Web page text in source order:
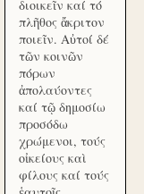
διοικεῖν καί τό
πλῆθος ἄκριτον
ποιεῖν. Αὐτοί δέ
τῶν κοινῶν
πόρων
ἀπολαύοντες
καί τῷ δημοσίω
προσόδω
χρώμενοι, τούς
οἰκείους καὶ
φίλους καί τούς